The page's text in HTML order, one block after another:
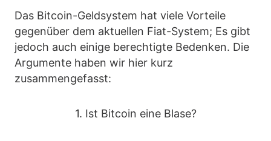
Das Bitcoin-Geldsystem hat viele Vorteile
gegenüber dem aktuellen Fiat-System; Es gibt
jedoch auch einige berechtigte Bedenken. Die
Argumente haben wir hier kurz
zusammengefasst:
1. Ist Bitcoin eine Blase?